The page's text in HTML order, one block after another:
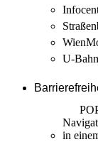
U-
in